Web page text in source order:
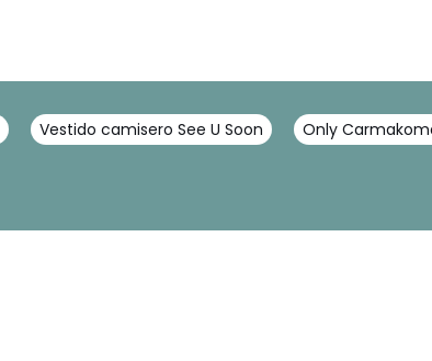
Vestido camisero See U Soon Only